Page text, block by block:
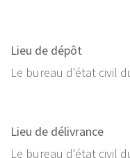
Lieu de dépôt
Le bureau d'état civil
Lieu de délivrance
Le bureau d'état civil